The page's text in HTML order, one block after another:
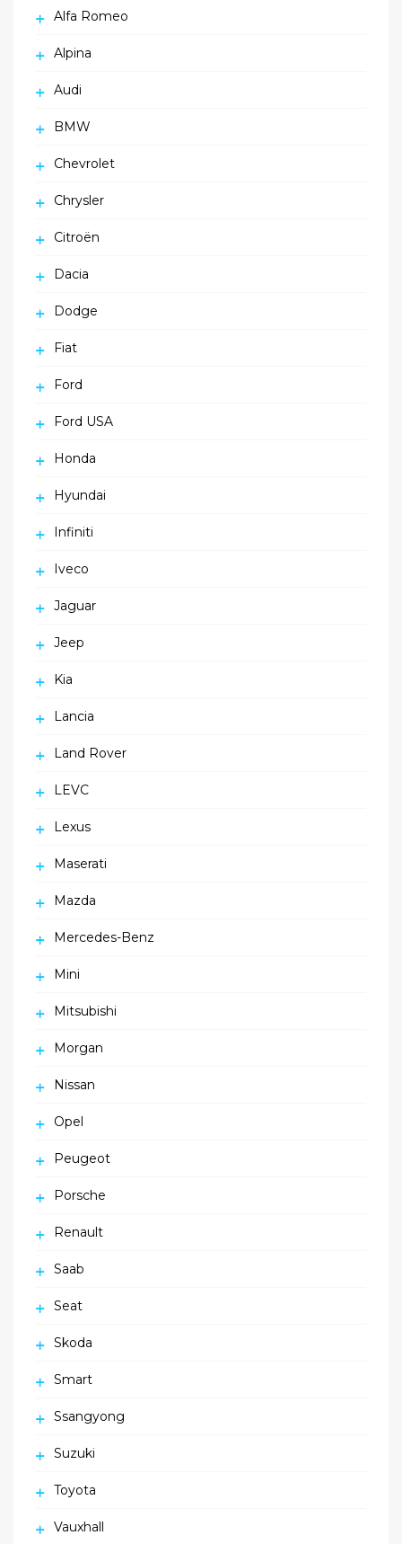
Alfa Romeo
Alpina
Audi
BMW
Chevrolet
Chrysler
Citroën
Dacia
Dodge
Fiat
Ford
Ford USA
Honda
Hyundai
Infiniti
Iveco
Jaguar
Jeep
Kia
Lancia
Land Rover
LEVC
Lexus
Maserati
Mazda
Mercedes-Benz
Mini
Mitsubishi
Morgan
Nissan
Opel
Peugeot
Porsche
Renault
Saab
Seat
Skoda
Smart
Ssangyong
Suzuki
Toyota
Vauxhall